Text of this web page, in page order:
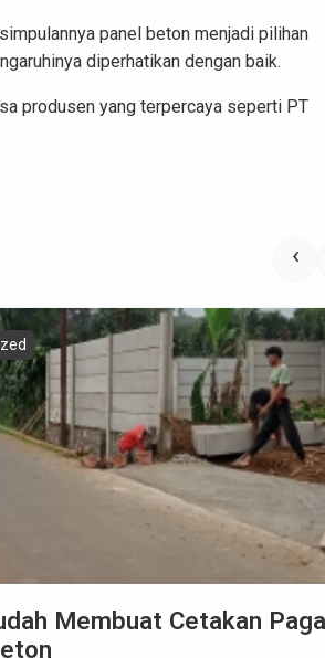
panel beton menjadi pilihan
diperhatikan dengan baik.
produsen yang terpercaya seperti PT
Membuat Cetakan
‹